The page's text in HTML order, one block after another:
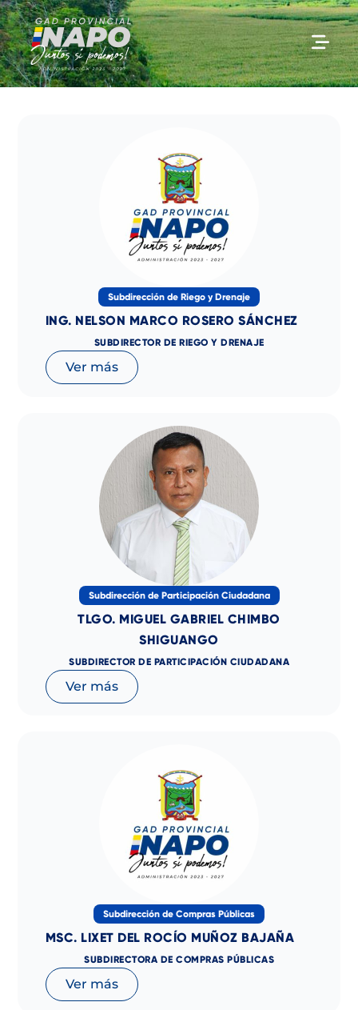
Ir
al
contenido
Subdirección de Riego y Drenaje
ING. NELSON MARCO ROSERO SÁNCHEZ
SUBDIRECTOR DE RIEGO Y DRENAJE
Ver más
Subdirección de Participación Ciudadana
TLGO. MIGUEL GABRIEL CHIMBO
SHIGUANGO
SUBDIRECTOR DE PARTICIPACIÓN CIUDADANA
Ver más
Subdirección de Compras Públicas
MSC. LIXET DEL ROCÍO MUÑOZ BAJAÑA
SUBDIRECTORA DE COMPRAS PÚBLICAS
Ver más